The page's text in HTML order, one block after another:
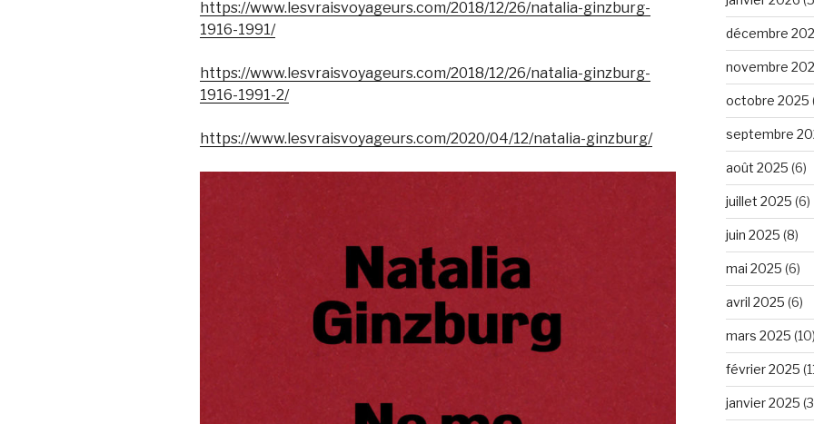
https://www.lesvraisvoyageurs.com/2018/12/26/natalia-ginzburg-
1916-1991/
https://www.lesvraisvoyageurs.com/2018/12/26/natalia-ginzburg-
1916-1991-2/
https://www.lesvraisvoyageurs.com/2020/04/12/natalia-ginzburg/
décembre
novembre
octobre 2025
septembre
août 2025 (6)
juillet 2025 (6)
juin 2025 (8)
mai 2025 (6)
avril 2025 (6)
mars 2025 (10)
février 2025
janvier 2025